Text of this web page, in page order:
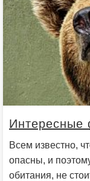
Интересные
Всем известно,
опасны, и
обитания, не